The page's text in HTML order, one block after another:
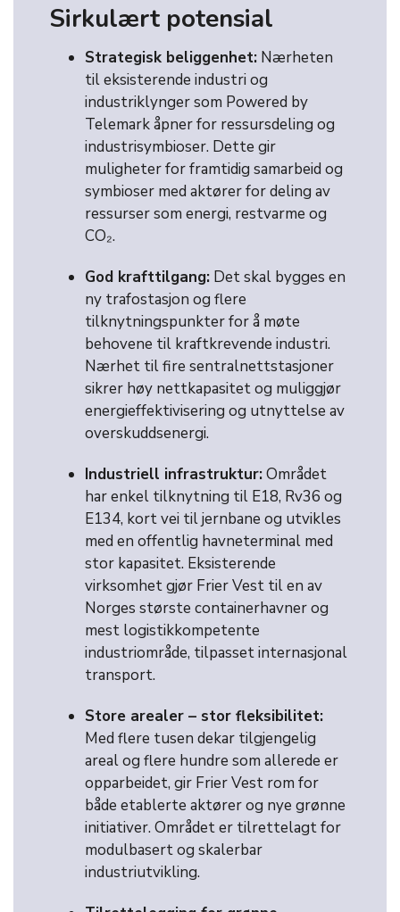
Sirkulært potensial
Strategisk beliggenhet: Nærheten
til eksisterende industri og
industriklynger som Powered by
Telemark åpner for ressursdeling og
industrisymbioser. Dette gir
muligheter for framtidig samarbeid og
symbioser med aktører for deling av
ressurser som energi, restvarme og
CO₂.
God krafttilgang: Det skal bygges en
ny trafostasjon og flere
tilknytningspunkter for å møte
behovene til kraftkrevende industri.
Nærhet til fire sentralnettstasjoner
sikrer høy nettkapasitet og muliggjør
energieffektivisering og utnyttelse av
overskuddsenergi.
Industriell infrastruktur:Området
har enkel tilknytning til E18, Rv36 og
E134, kort vei til jernbane og utvikles
med en offentlig havneterminal med
stor kapasitet. Eksisterende
virksomhet gjør Frier Vest til en av
Norges største containerhavner og
mest logistikkompetente
industriområde, tilpasset internasjonal
transport.
Store arealer – stor fleksibilitet:
Med flere tusen dekar tilgjengelig
areal og flere hundre som allerede er
opparbeidet, gir Frier Vest rom for
både etablerte aktører og nye grønne
initiativer. Området er tilrettelagt for
modulbasert og skalerbar
industriutvikling.